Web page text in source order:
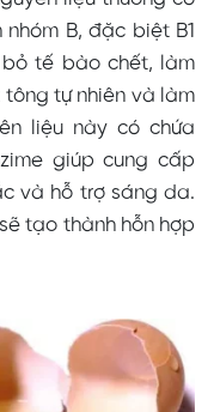
B, đặc biệt B1
tế bào chết, làm
tự nhiên và làm
liệu này có chứa
giúp cung cấp
và hỗ trợ sáng da.
tạo thành hỗn hợp